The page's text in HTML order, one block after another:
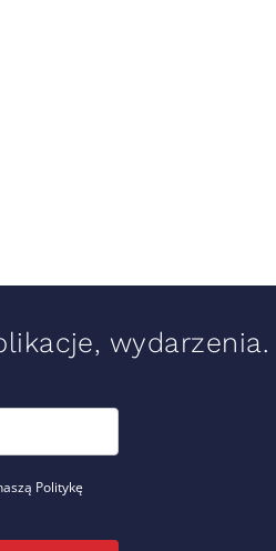
wydarzenia.
Politykę